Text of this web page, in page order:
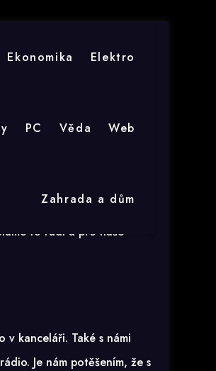
Ekonomika Elektro
PC Věda Web
Zahrada a dům
velké úsilí, tak aby
to rádi a pro naše
kanceláři. Také s námi
Je nám potěšením, že s